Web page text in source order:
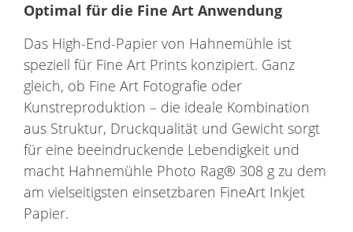
Optimal für die Fine Art Anwendung
Das High-End-Papier von Hahnemühle ist
speziell für Fine Art Prints konzipiert. Ganz
gleich, ob Fine Art Fotografie oder
Kunstreproduktion – die ideale Kombination
aus Struktur, Druckqualität und Gewicht sorgt
für eine beeindruckende Lebendigkeit und
macht Hahnemühle Photo Rag® 308 g zu dem
am vielseitigsten einsetzbaren FineArt Inkjet
Papier.